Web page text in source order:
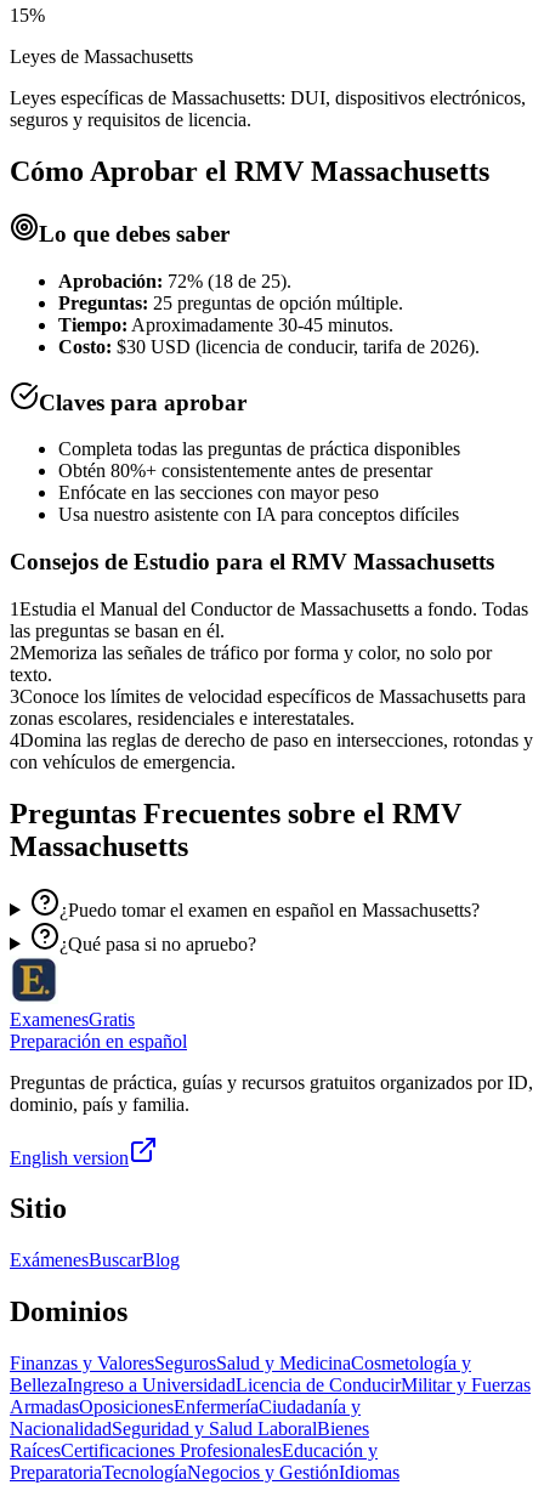
15%
Leyes de Massachusetts
Leyes específicas de Massachusetts: DUI, dispositivos electrónicos,
seguros y requisitos de licencia.
Cómo Aprobar el RMV Massachusetts
Lo que debes saber
Aprobación: 72% (18 de 25).
Preguntas: 25 preguntas de opción múltiple.
Tiempo: Aproximadamente 30-45 minutos.
Costo: $30 USD (licencia de conducir, tarifa de 2026).
Claves para aprobar
Completa todas las preguntas de práctica disponibles
Obtén 80%+ consistentemente antes de presentar
Enfócate en las secciones con mayor peso
Usa nuestro asistente con IA para conceptos difíciles
Consejos de Estudio para el RMV Massachusetts
1Estudia el Manual del Conductor de Massachusetts a fondo. Todas
las preguntas se basan en él.
2Memoriza las señales de tráfico por forma y color, no solo por
texto.
3Conoce los límites de velocidad específicos de Massachusetts para
zonas escolares, residenciales e interestatales.
4Domina las reglas de derecho de paso en intersecciones, rotondas y
con vehículos de emergencia.
Preguntas Frecuentes sobre el RMV
Massachusetts
¿Puedo tomar el examen en español en Massachusetts?
¿Qué pasa si no apruebo?
ExamenesGratis
Preparación en español
Preguntas de práctica, guías y recursos gratuitos organizados por ID,
dominio, país y familia.
English version
Sitio
ExámenesBuscarBlog
Dominios
Finanzas y ValoresSegurosSalud y MedicinaCosmetología y
BellezaIngreso a UniversidadLicencia de ConducirMilitar y Fuerzas
ArmadasOposicionesEnfermeríaCiudadanía y
NacionalidadSeguridad y Salud LaboralBienes
RaícesCertificaciones ProfesionalesEducación y
PreparatoriaTecnologíaNegocios y GestiónIdiomas